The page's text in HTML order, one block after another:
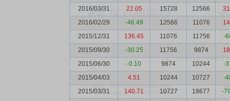
2016/03/31
22.05 15728 12566
2016/02/29
-46.49 12566 11076
2015/12/31
136.45 11076 11756
-
2015/09/30
-30.25 11756 9874
2015/06/30
-0.10 9874 10244
-
2015/04/03
4.51 10244 10727
-
2015/03/31
140.71 10727 18677
-